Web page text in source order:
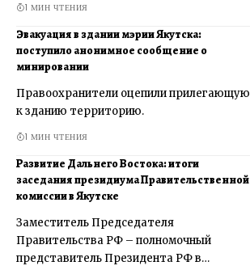
1 МИН ЧТЕНИЯ
Эвакуация в здании мэрии Якутска:
поступило анонимное сообщение о
минировании
Правоохранители оцепили прилегающую
к зданию территорию.
1 МИН ЧТЕНИЯ
Развитие Дальнего Востока: итоги
заседания президиума Правительственной
комиссии в Якутске
Заместитель Председателя
Правительства РФ – полномочный
представитель Президента РФ в…